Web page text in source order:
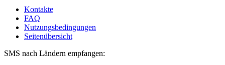
Kontakte
FAQ
Nutzungsbedingungen
Seitenübersicht
SMS nach Ländern empfangen: